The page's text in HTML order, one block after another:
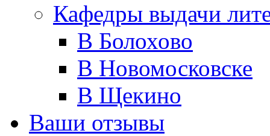
Кафедры выдачи
В Болохово
В Новомосковске
В Щекино
Ваши отзывы